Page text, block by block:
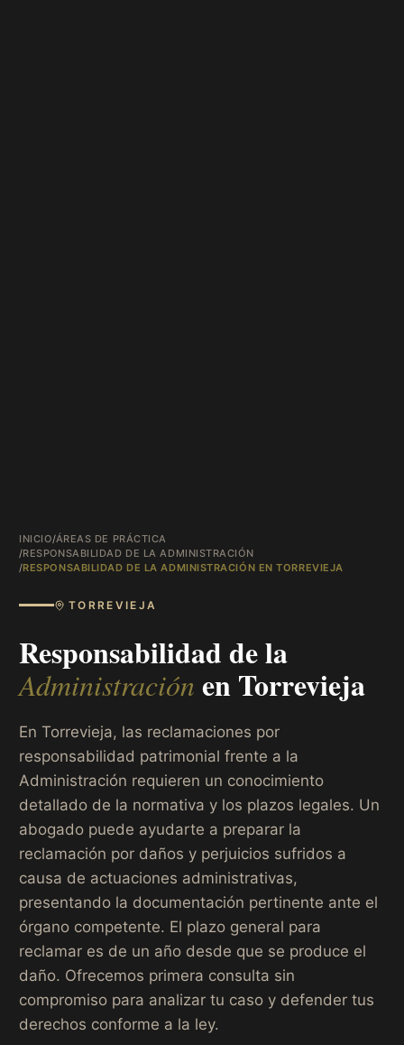
INICIO/ÁREAS DE PRÁCTICA
/RESPONSABILIDAD DE LA ADMINISTRACIÓN
/RESPONSABILIDAD DE LA ADMINISTRACIÓN EN TORREVIEJA
TORREVIEJA
Responsabilidad de la
Administración enTorrevieja
En Torrevieja, las reclamaciones por
responsabilidad patrimonial frente a la
Administración requieren un conocimiento
detallado de la normativa y los plazos legales. Un
abogado puede ayudarte a preparar la
reclamación por daños y perjuicios sufridos a
causa de actuaciones administrativas,
presentando la documentación pertinente ante el
órgano competente. El plazo general para
reclamar es de un año desde que se produce el
daño. Ofrecemos primera consulta sin
compromiso para analizar tu caso y defender tus
derechos conforme a la ley.